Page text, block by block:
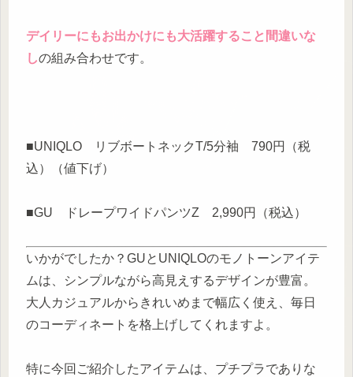
デイリーにもお出かけにも大活躍すること間違いな
しの組み合わせです。
■UNIQLO リブボートネックT/5分袖 790円（税
込）（値下げ）
■GU ドレープワイドパンツZ 2,990円（税込）
いかがでしたか？GUとUNIQLOのモノトーンアイテ
ムは、シンプルながら高見えするデザインが豊富。
大人カジュアルからきれいめまで幅広く使え、毎日
のコーディネートを格上げしてくれますよ。
特に今回ご紹介したアイテムは、プチプラでありな